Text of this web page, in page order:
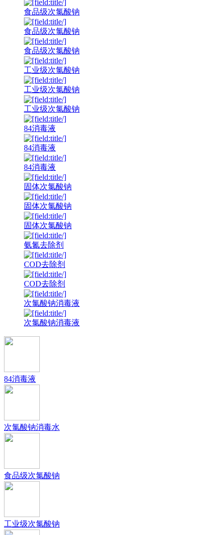
食品级次氯酸钠
食品级次氯酸钠
食品级次氯酸钠
工业级次氯酸钠
工业级次氯酸钠
工业级次氯酸钠
84消毒液
84消毒液
84消毒液
固体次氯酸钠
固体次氯酸钠
固体次氯酸钠
氨氮去除剂
COD去除剂
COD去除剂
次氯酸钠消毒液
次氯酸钠消毒液
84消毒液
次氯酸钠消毒水
食品级次氯酸钠
工业级次氯酸钠